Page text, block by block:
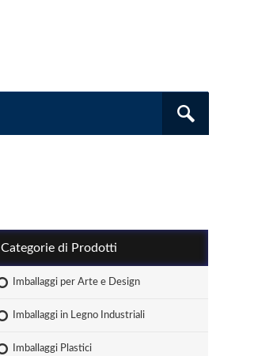
Categorie di Prodotti
Imballaggi per Arte e Design
Imballaggi in Legno Industriali
Imballaggi Plastici